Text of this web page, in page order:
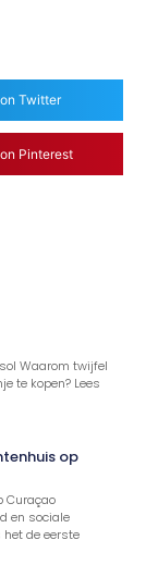
Twitter
Pinterest
Waarom twijfel
te kopen? Lees
op
Curaçao
en sociale
het de eerste